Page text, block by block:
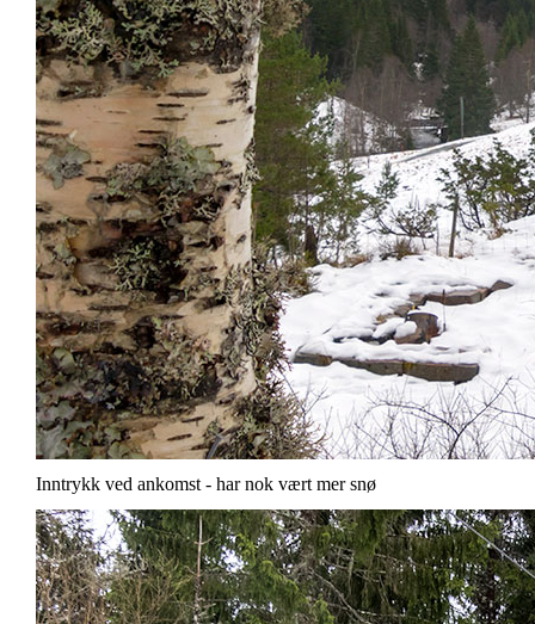
Inntrykk ved ankomst - har nok vært mer snø